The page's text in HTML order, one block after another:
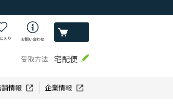
入り お問い合わせ
受取方法 宅配便
情報 企業情報